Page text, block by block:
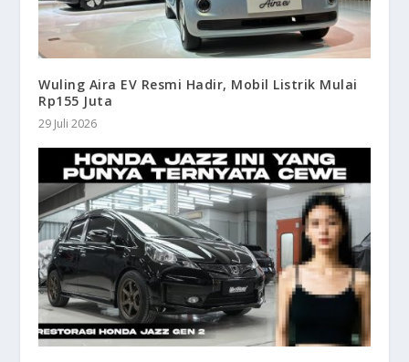
Wuling Aira EV Resmi Hadir, Mobil Listrik Mulai
Rp155 Juta
29 Juli 2026